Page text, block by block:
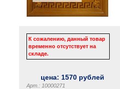
К сожалению, данный товар
временно отсутствует на
складе.
цена: 1570 рублей
Арт.: 10000271